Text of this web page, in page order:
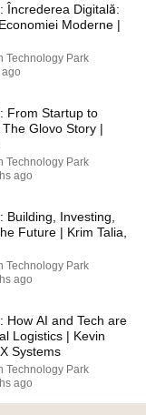
globale
Încrederea Digitală:
Moderne |
Technology Park
From Startup to
Glovo Story |
Technology Park
ago
Building, Investing,
Future | Krim Talia,
Technology Park
ago
How AI and Tech are
Logistics | Kevin
Systems
Technology Park
ago